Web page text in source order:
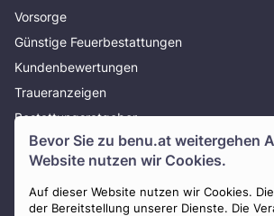
Bevor Sie zu benu.at weitergehen
Website nutzen wir Cookies.
Auf dieser Website nutzen wir Cookies.
der Bereitstellung unserer Dienste. Die
Vorsorge
Günstige Feuerbestattungen
Kundenbewertungen
Traueranzeigen
Bestattungsratgeber
Über uns
Presse
AGB